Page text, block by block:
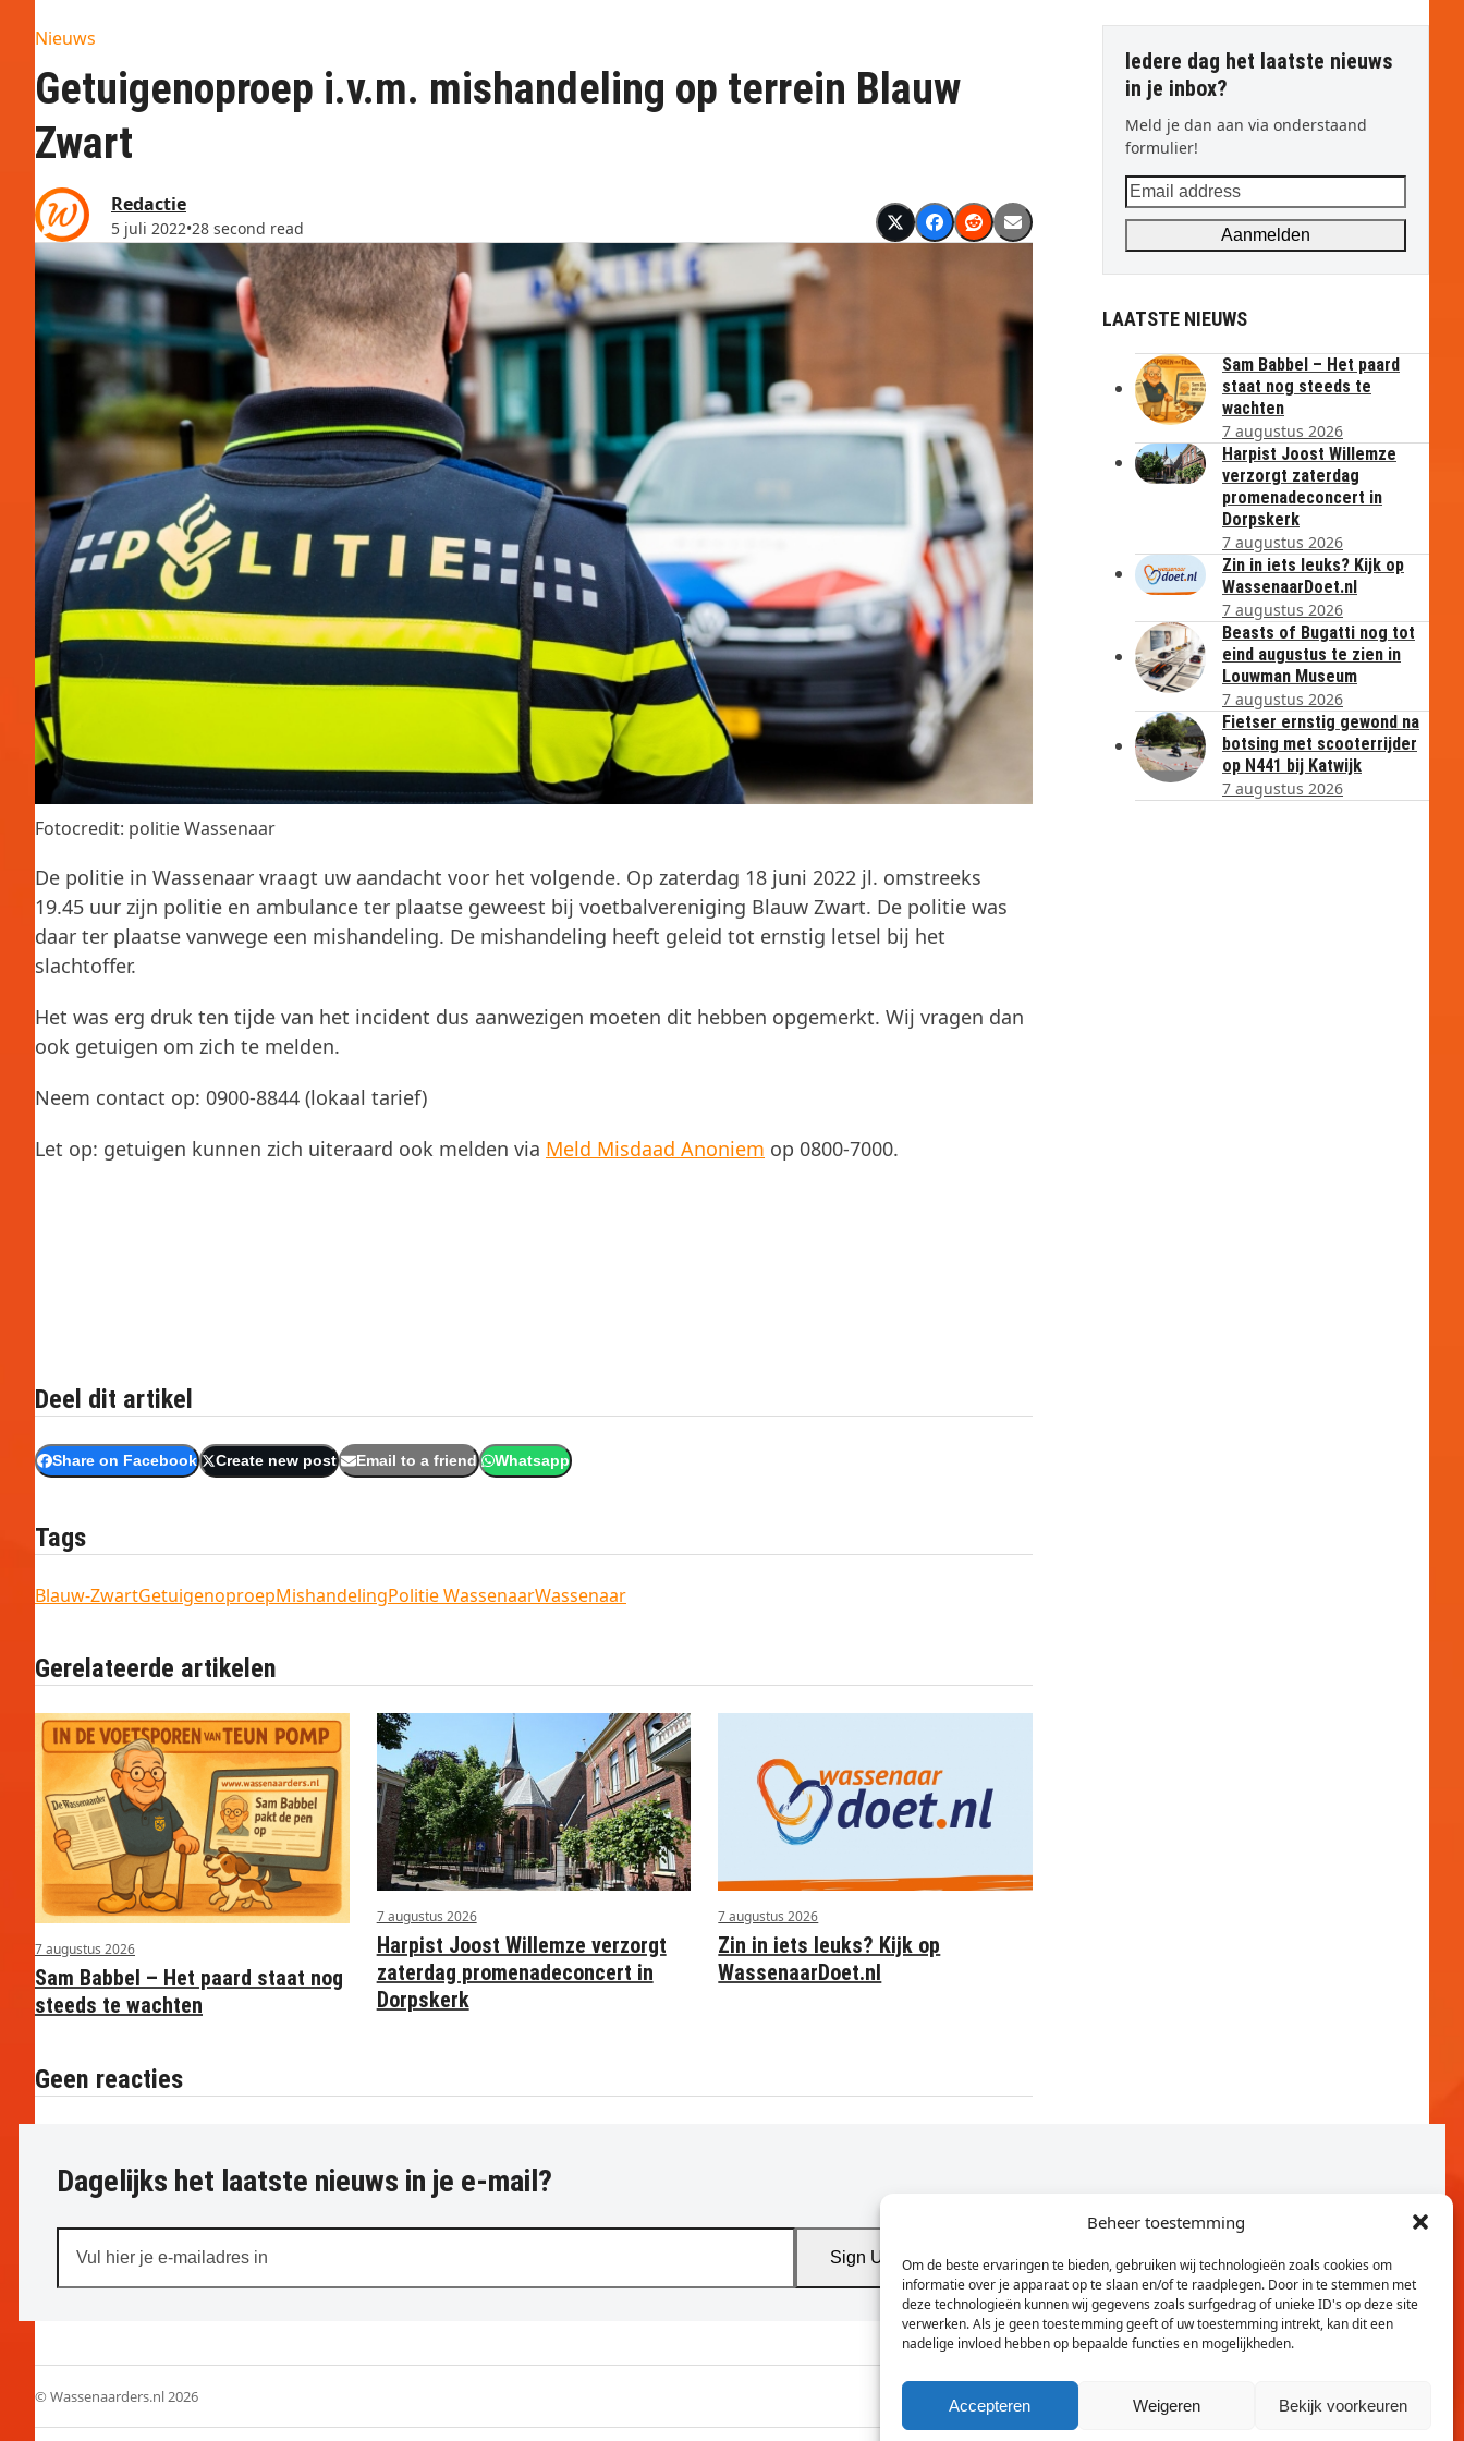
Beheer toestemming
Om de beste ervaringen te bieden, gebruiken wij technologieën zoals cookies om
informatie over je apparaat op te slaan en/of te raadplegen. Door in te stemmen met
deze technologieën kunnen wij gegevens zoals surfgedrag of unieke ID's op deze site
verwerken. Als je geen toestemming geeft of uw toestemming intrekt, kan dit een
nadelige invloed hebben op bepaalde functies en mogelijkheden.
Accepteren Weigeren Bekijk voorkeuren
Nieuws
Getuigenoproep i.v.m. mishandeling op terrein Blauw
Zwart
Redactie
5 juli 2022•28 second read
Fotocredit: politie Wassenaar
De politie in Wassenaar vraagt uw aandacht voor het volgende. Op zaterdag 18 juni 2022 jl. omstreeks
19.45 uur zijn politie en ambulance ter plaatse geweest bij voetbalvereniging Blauw Zwart. De politie was
daar ter plaatse vanwege een mishandeling. De mishandeling heeft geleid tot ernstig letsel bij het
slachtoffer.
Het was erg druk ten tijde van het incident dus aanwezigen moeten dit hebben opgemerkt. Wij vragen dan
ook getuigen om zich te melden.
Neem contact op: 0900-8844 (lokaal tarief)
Let op: getuigen kunnen zich uiteraard ook melden via Meld Misdaad Anoniem op 0800-7000.
Deel dit artikel
Share on Facebook Create new post Email to a friend Whatsapp
Tags
Blauw-ZwartGetuigenoproepMishandelingPolitie WassenaarWassenaar
Gerelateerde artikelen
7 augustus 2026
Sam Babbel – Het paard staat nog
steeds te wachten
7 augustus 2026
Harpist Joost Willemze verzorgt
zaterdag promenadeconcert in
Dorpskerk
7 augustus 2026
Zin in iets leuks? Kijk op
WassenaarDoet.nl
Geen reacties
Iedere dag het laatste nieuws
in je inbox?
Meld je dan aan via onderstaand
formulier!
Email
address
Aanmelden
LAATSTE NIEUWS
Sam Babbel – Het paard
staat nog steeds te
wachten
7 augustus 2026
Harpist Joost Willemze
verzorgt zaterdag
promenadeconcert in
Dorpskerk
7 augustus 2026
Zin in iets leuks? Kijk op
WassenaarDoet.nl
7 augustus 2026
Beasts of Bugatti nog tot
eind augustus te zien in
Louwman Museum
7 augustus 2026
Fietser ernstig gewond na
botsing met scooterrijder
op N441 bij Katwijk
7 augustus 2026
Dagelijks het laatste nieuws in je e-mail?
hier
je
in
Sign Up
© Wassenaarders.nl 2026 Twitter